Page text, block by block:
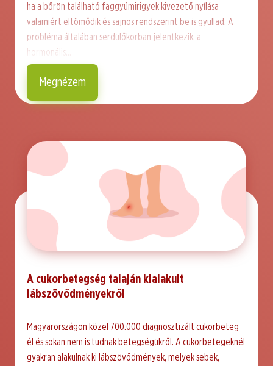
ha a bőrön található faggyúmirigyek kivezető nyílása
valamiért eltömődik és sajnos rendszerint be is gyullad. A
probléma általában serdülőkorban jelentkezik, a
hormonális…
Megnézem
A cukorbetegség talaján kialakult
lábszövődményekről
Magyarországon közel 700.000 diagnosztizált cukorbeteg
él és sokan nem is tudnak betegségükről. A cukorbetegeknél
gyakran alakulnak ki lábszövődmények, melyek sebek,